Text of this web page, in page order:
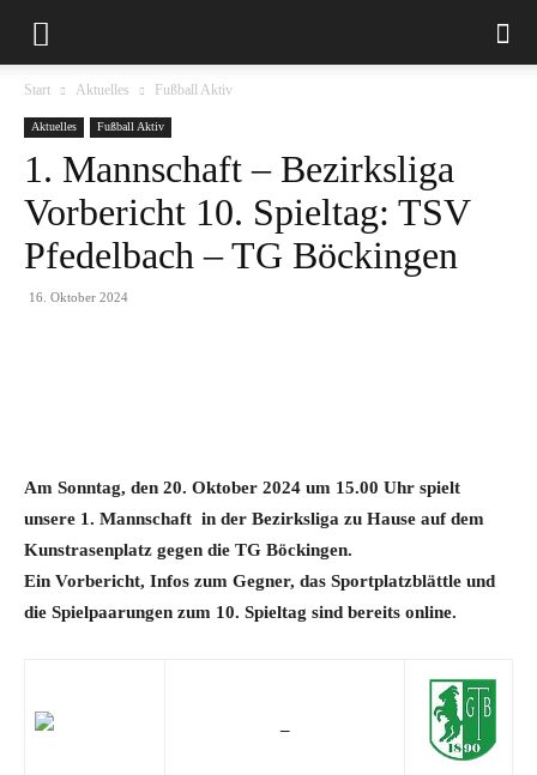
Start Aktuelles Fußball Aktiv
Aktuelles Fußball Aktiv
1. Mannschaft – Bezirksliga
Vorbericht 10. Spieltag: TSV
Pfedelbach – TG Böckingen
16. Oktober 2024
Am Sonntag, den 20. Oktober 2024 um 15.00 Uhr spielt
unsere 1. Mannschaft in der Bezirksliga zu Hause auf dem
Kunstrasenplatz gegen die TG Böckingen.
Ein Vorbericht, Infos zum Gegner, das Sportplatzblättle und
die Spielpaarungen zum 10. Spieltag sind bereits online.
–